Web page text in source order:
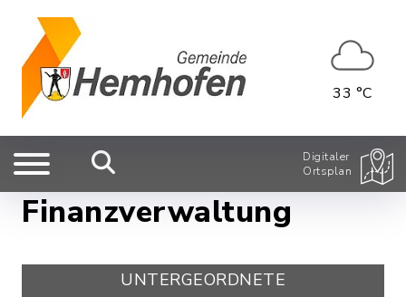
33 °C
Digitaler
Ortsplan
Finanzverwaltung
UNTERGEORDNETE